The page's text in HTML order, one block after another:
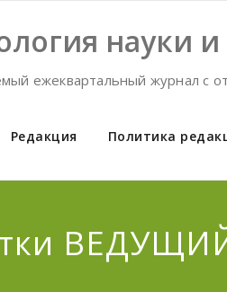
науки
ежеквартальный журнал с
Редакция Политика